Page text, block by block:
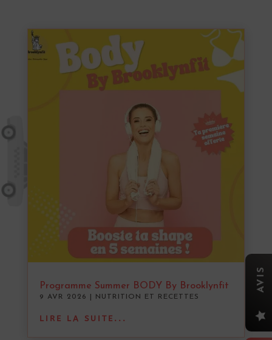
Programme Summer BODY By Brooklynfit
9 AVR 2026 NUTRITION ET RECETTES
LIRE LA SUITE... 
AVIS